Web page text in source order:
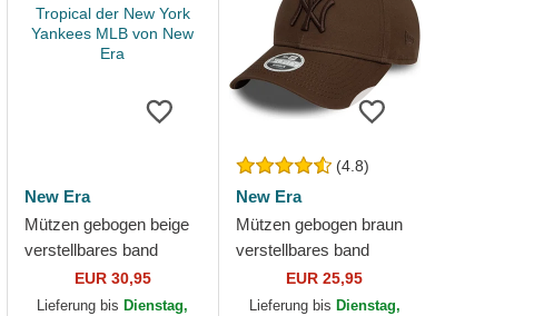
New Era
Mützen gebogen beige
verstellbares band
9TWENTY All Over
Print Tropical der New
EUR 30,95
Lieferung bis Dienstag,
(4.8)
New Era
Mützen gebogen braun
verstellbares band
9FORTY League
Essential der New York
EUR 25,95
Lieferung bis Dienstag,